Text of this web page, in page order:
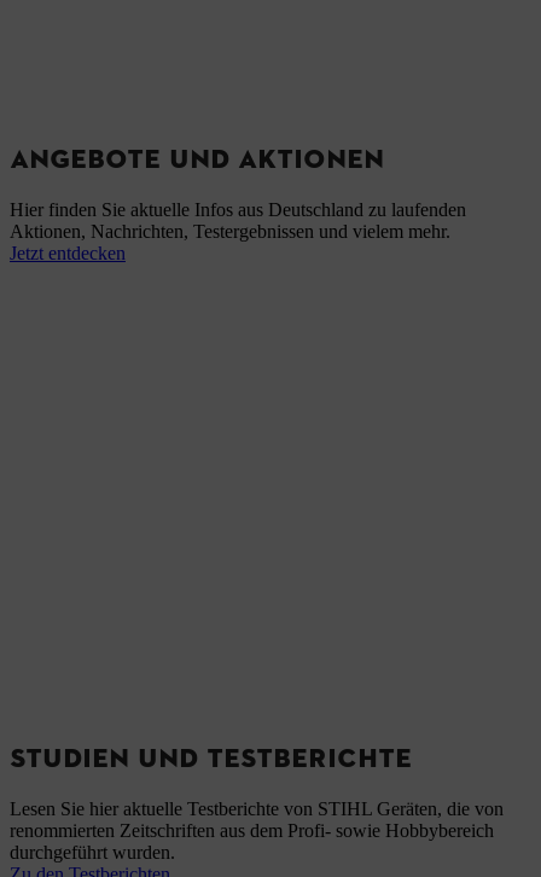
ANGEBOTE UND AKTIONEN
Hier finden Sie aktuelle Infos aus Deutschland zu laufenden
Aktionen, Nachrichten, Testergebnissen und vielem mehr.
Jetzt entdecken
STUDIEN UND TESTBERICHTE
Lesen Sie hier aktuelle Testberichte von STIHL Geräten, die von
renommierten Zeitschriften aus dem Profi- sowie Hobbybereich
durchgeführt wurden.